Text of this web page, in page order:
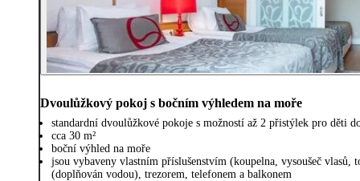
Dvoulůžkový pokoj s bočním výhledem na moře
standardní dvoulůžkové pokoje s možností až 2 přistýlek pro děti
cca 30 m²
boční výhled na moře
jsou vybaveny vlastním příslušenstvím (koupelna, vysoušeč
(doplňován vodou), trezorem, telefonem a balkonem